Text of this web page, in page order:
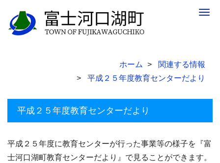
ホーム
関連する情報
平成２５年度教育センターだより
平成２５年度教育センターだより
平成２５年度に教育センターが行った事業等の様子を『富
士河口湖町教育センターだより』で見ることができます。